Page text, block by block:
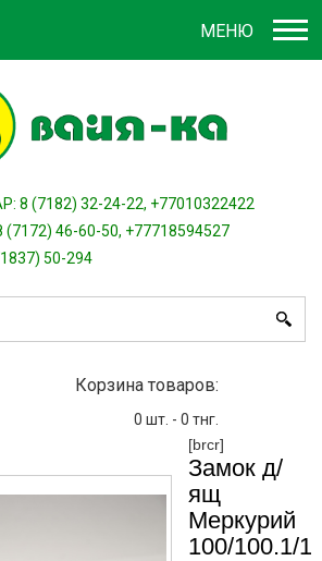
зарегистрироваться
8 (7182) 32-24-22, +77010322422
46-60-50, +77718594527
50-294
Корзина товаров:
0 шт. - 0 тнг.
МЕНЮ
[brcr]
Замок д/
ящ
Меркурий
100/100.1/